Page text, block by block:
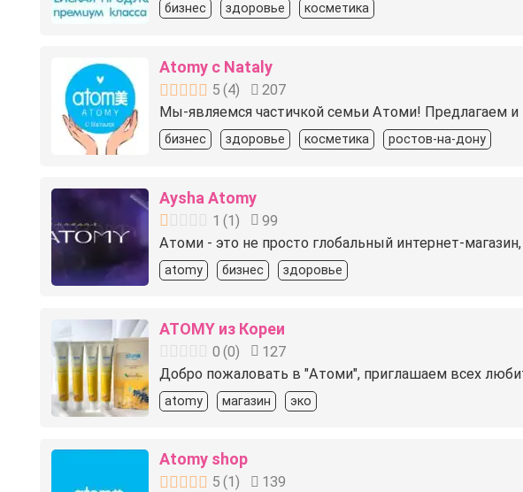
бизнес здоровье косметика
Atomy c Nataly
5 (4)
207
Мы-являемся частичкой семьи Атоми! Предлагаем
бизнес здоровье косметика ростов-на-дону
Aysha Atomy
1 (1)
99
Атоми - это не просто глобальный интернет-
atomy бизнес здоровье
ATOMY из Кореи
0 (0)
127
Добро пожаловать в "Атоми", приглашаем всех
atomy магазин эко
Atomy shop
5 (1 )
139